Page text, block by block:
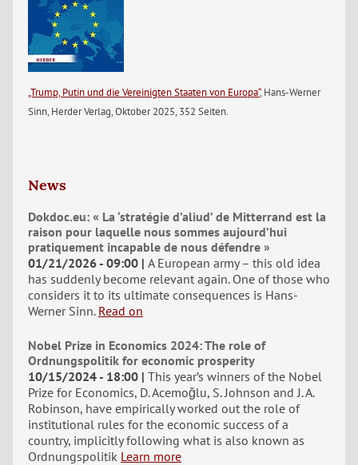
„Trump, Putin und die Vereinigten Staaten von Europa“, Hans-Werner
Sinn, Herder Verlag, Oktober 2025, 352 Seiten.
News
Dokdoc.eu: « La ‘stratégie d’aliud’ de Mitterrand est la
raison pour laquelle nous sommes aujourd’hui
pratiquement incapable de nous défendre »
01/21/2026 - 09:00 A European army – this old idea
has suddenly become relevant again. One of those who
considers it to its ultimate consequences is Hans-
Werner Sinn. Read on
Nobel Prize in Economics 2024: The role of
Ordnungspolitik for economic prosperity
10/15/2024 - 18:00 This year’s winners of the Nobel
Prize for Economics, D. Acemoğlu, S. Johnson and J. A.
Robinson, have empirically worked out the role of
institutional rules for the economic success of a
country, implicitly following what is also known as
Ordnungspolitik Learn more